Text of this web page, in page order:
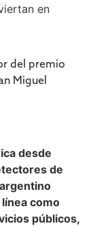
en
del premio
Miguel
desde
de
como
públicos,